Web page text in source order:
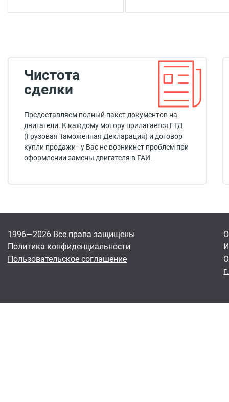
Чистота
сделки
Предоставляем полный пакет документов на
двигатели. К каждому мотору прилагается ГТД
(Грузовая Таможенная Декларация) и договор
купли продажи - у Вас не возникнет проблем при
оформлении замены двигателя в ГАИ.
1996—2026 Все права защищены
Политика конфиденциальности
Пользовательское соглашение